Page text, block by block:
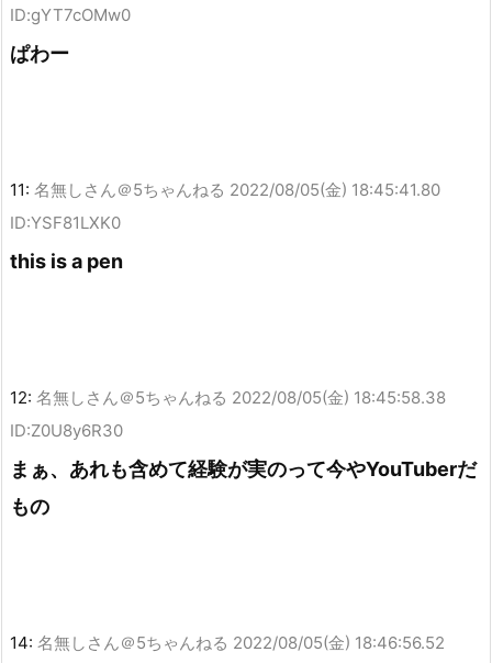
ID:gYT7cOMw0
ぱわー
11: 名無しさん＠5ちゃんねる 2022/08/05(金) 18:45:41.80
ID:YSF81LXK0
this is a pen
12: 名無しさん＠5ちゃんねる 2022/08/05(金) 18:45:58.38
ID:Z0U8y6R30
まぁ、あれも含めて経験が実のって今やYouTuberだ
もの
14: 名無しさん＠5ちゃんねる 2022/08/05(金) 18:46:56.52